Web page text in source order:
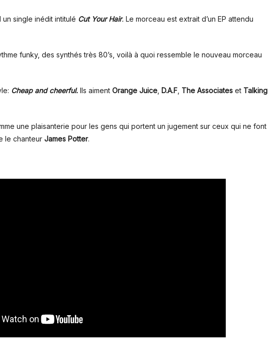
single inédit intitulé Cut Your Hair. Le morceau est extrait d’un EP attendu
funky, des synthés très 80’s, voilà à quoi ressemble le nouveau morceau
Cheap and cheerful. Ils aiment Orange Juice D.A.F The Associates et Talking
une plaisanterie pour les gens qui portent un jugement sur ceux qui ne font
le chanteur James Potter.